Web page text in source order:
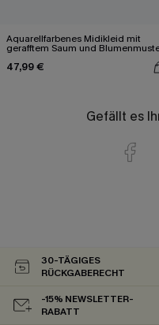
Aquarellfarbenes Midikleid mit
gerafftem Saum und
47,99 €
Gefällt es
30-TÄGIGES
RÜCKGABERECHT
-15% NEWSLETTER-
RABATT